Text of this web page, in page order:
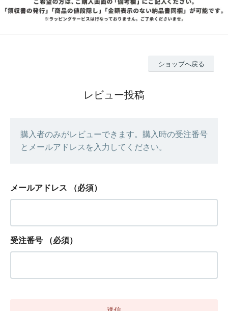
ショップへ戻る
レビュー投稿
購入者のみがレビューできます。購入時の受注番号
とメールアドレスを入力してください。
メールアドレス （必須）
受注番号 （必須）